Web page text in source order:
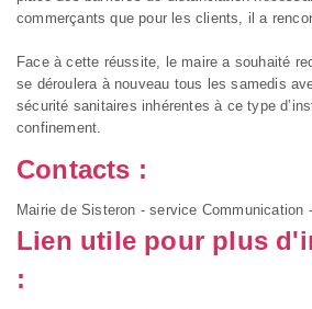
commerçants que pour les clients, il a
Face à cette réussite, le maire a souhaité
se déroulera à nouveau tous les samedis
sécurité sanitaires inhérentes à ce type
confinement.
Contacts :
Mairie de Sisteron - service Communication
Lien utile pour plus
: